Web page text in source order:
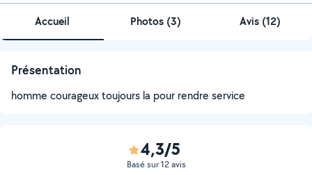
Accueil Photos (3) Avis (12)
Présentation
homme courageux toujours la pour rendre service
4,3/5
Basé sur 12 avis